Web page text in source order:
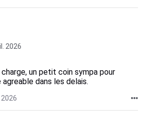
2026
un petit coin sympa pour
dans les delais.
2026